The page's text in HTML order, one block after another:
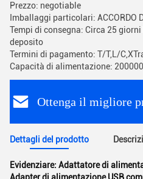
Prezzo: negotiable
Imballaggi particolari: ACCORDO
Tempi di consegna: Circa 25
deposito
Termini di pagamento: T/T,L/
Capacità di alimentazione:
Ottenga il migliore
Dettagli del prodotto
Evidenziare: Adattatore di